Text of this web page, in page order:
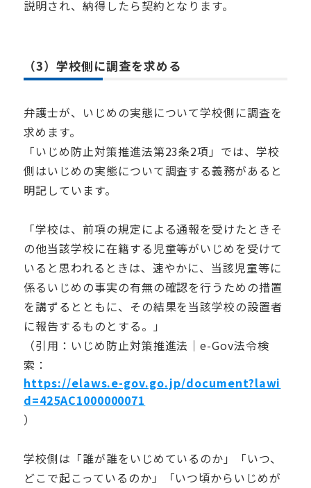
説明され、納得したら契約となります。
（3）学校側に調査を求める
弁護士が、いじめの実態について学校側に調査を
求めます。
「いじめ防止対策推進法第23条2項」では、学校
側はいじめの実態について調査する義務があると
明記しています。
「学校は、前項の規定による通報を受けたときそ
の他当該学校に在籍する児童等がいじめを受けて
いると思われるときは、速やかに、当該児童等に
係るいじめの事実の有無の確認を行うための措置
を講ずるとともに、その結果を当該学校の設置者
に報告するものとする。」
（引用：いじめ防止対策推進法｜e-Gov法令検
索：
https://elaws.e-gov.go.jp/document?lawi
d=425AC1000000071
）
学校側は「誰が誰をいじめているのか」「いつ、
どこで起こっているのか」「いつ頃からいじめが